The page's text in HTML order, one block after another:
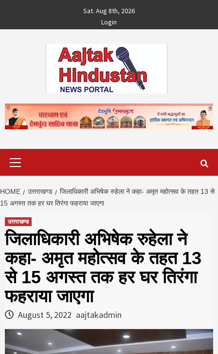
content
Sat. Aug 8th, 2026
Login
HOME उत्तराखण्ड
जिलाधिकारी अभिषेक रुहेला ने कहा- अमृत महोत्सव के तहत 13 से
15 अगस्त तक हर घर तिरंगा फहराया जाएगा
उत्तराखण्ड
जिलाधिकारी अभिषेक रुहेला ने
कहा- अमृत महोत्सव के तहत 13
से 15 अगस्त तक हर घर तिरंगा
फहराया जाएगा
August 5, 2022 aajtakadmin